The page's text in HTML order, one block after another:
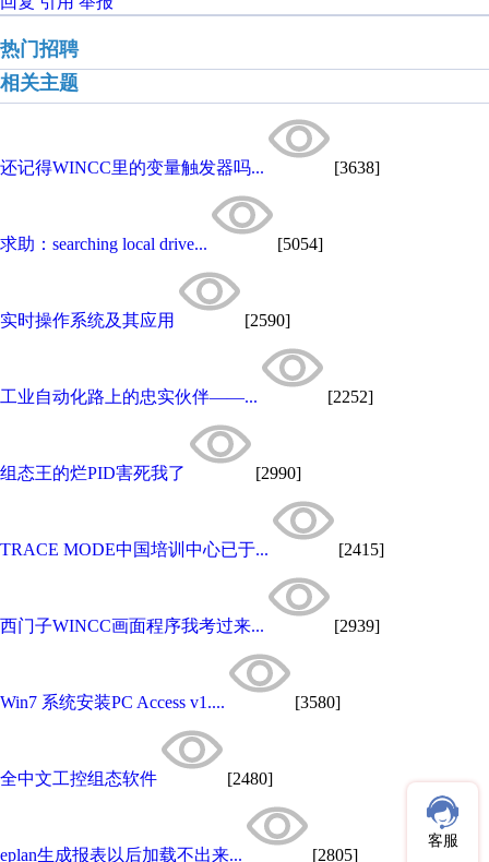
热门招聘
相关主题
还记得WINCC里的变量触发器吗... [3638]
求助：searching local drive... [5054]
实时操作系统及其应用 [2590]
工业自动化路上的忠实伙伴——... [2252]
组态王的烂PID害死我了 [2990]
TRACE MODE中国培训中心已于... [2415]
西门子WINCC画面程序我考过来... [2939]
Win7 系统安装PC Access v1.... [3580]
全中文工控组态软件 [2480]
eplan生成报表以后加载不出来... [2805]
客服